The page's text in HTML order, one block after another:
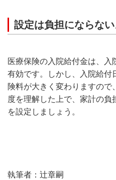
設定は負担にならな
医療保険の入院給付金は、入
有効です。しかし、入院給付
険料が大きく変わりますので
度を理解した上で、家計の
を設定しましょう。
執筆者：辻章嗣